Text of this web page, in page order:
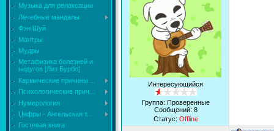
Музыка для релаксации
Лечебные мандалы
Фэн Шуй
Мантры
Мудры
Mетафизика болезней и
недугов [Лиз Бурбо]
Кармические причины ...
Психологические прич...
Нумерология
Цифры - Ангельская т...
Гостевая книга
Интересующийся
Группа: Проверенные
Сообщений: 8
Статус: Offline